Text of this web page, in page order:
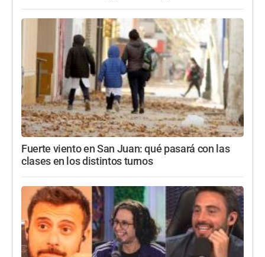
Fuerte viento en San Juan: qué pasará con las
clases en los distintos turnos